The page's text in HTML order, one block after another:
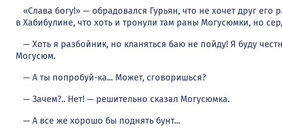
«Слава богу!» — обрадовался Гурьян, что не хочет друг
в Хаби­булине, что хоть и тронули там раны Могусюмки, но
— Хоть я разбойник, но кланяться баю не пойду! Я буду
Могу­сюм.
— А ты попробуй-ка... Может, сговоришься?
— Зачем?.. Нет! — решительно сказал Могусюмка.
— А все же хорошо бы поднять бунт...